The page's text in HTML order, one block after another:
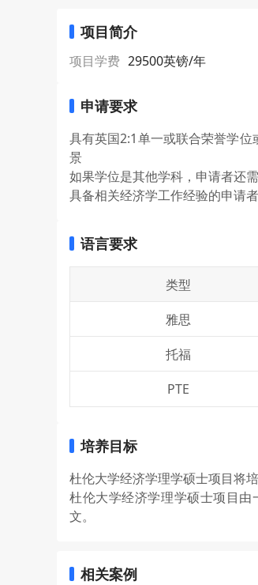
项目简介
项目学费 29500英镑/年
申请要求
具有英国2:1单一或联合荣誉学
景
如果学位是其他学科，申请者还
具备相关经济学工作经验的申请
语言要求
类型
雅思
托福
PTE
培养目标
杜伦大学经济学理学硕士项目将
杜伦大学经济学理学硕士项目
文。
相关案例